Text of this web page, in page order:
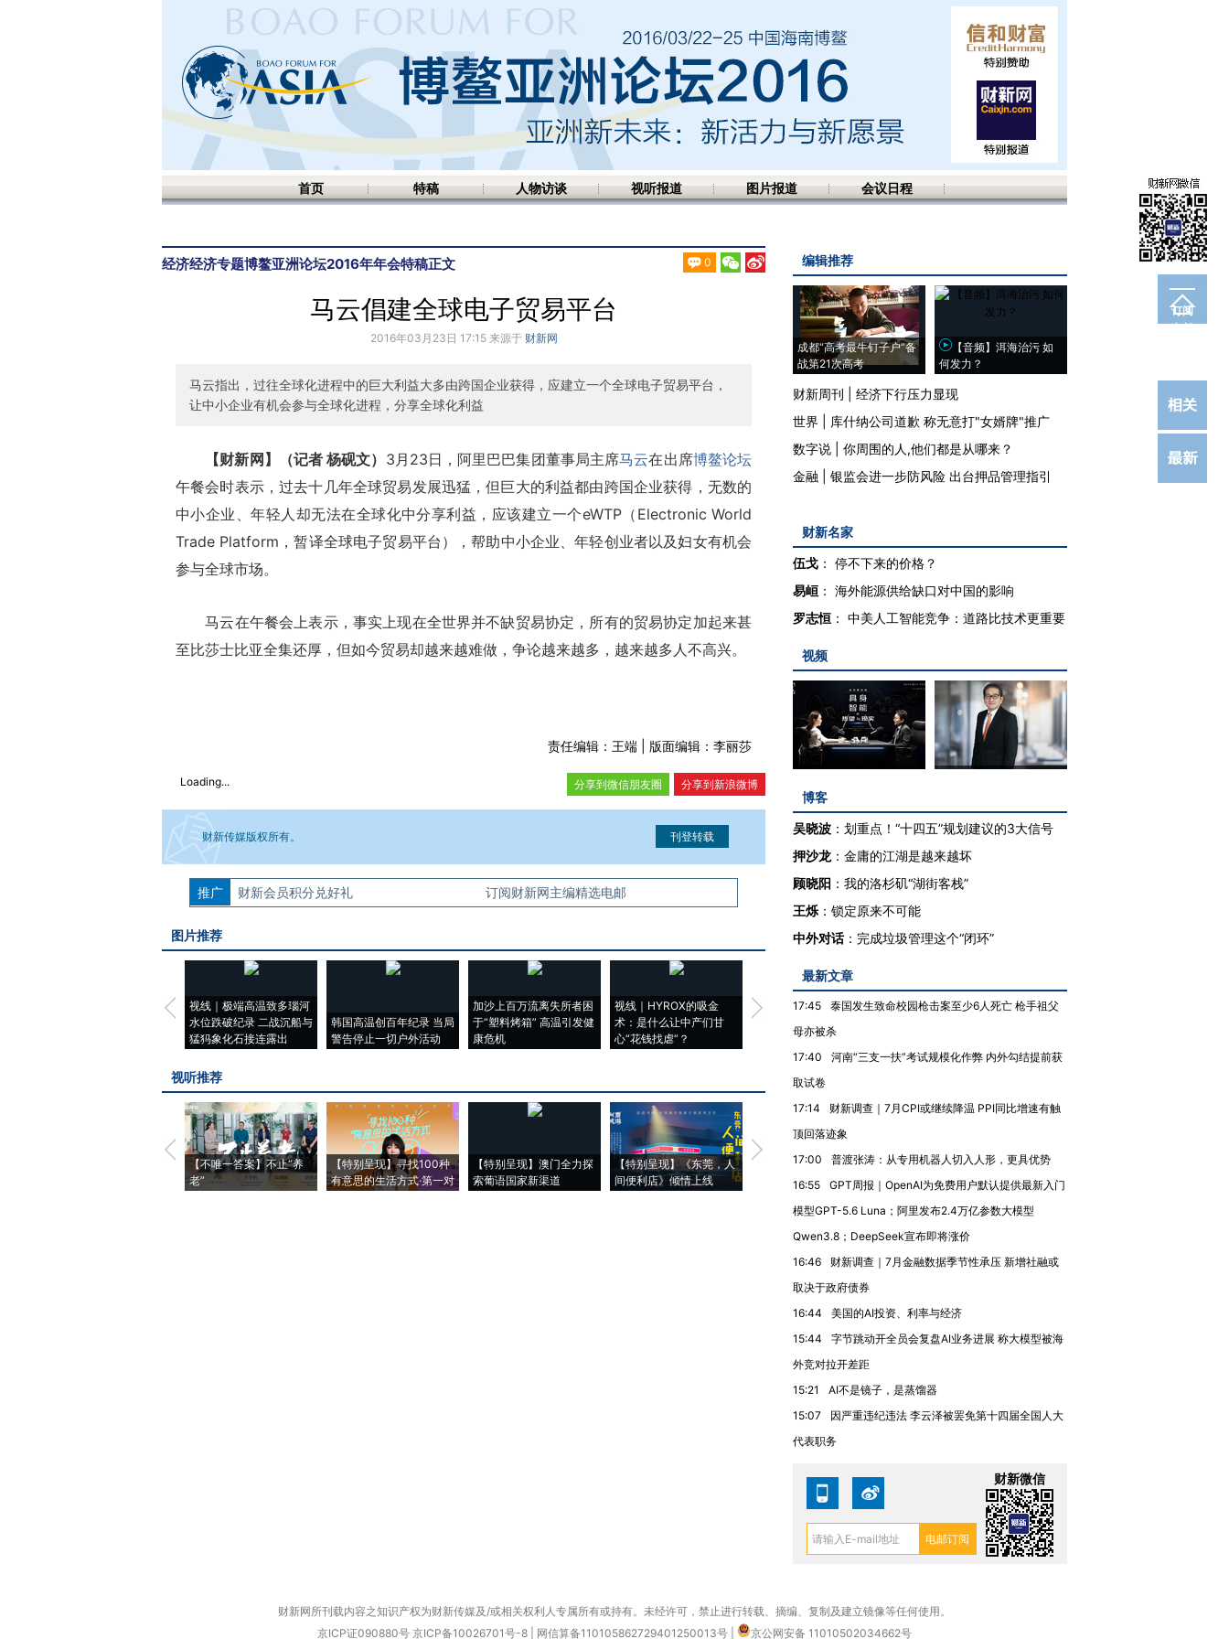
首页 特稿 人物访谈 视听报道 图片报道 会议日程
经济经济专题博鳌亚洲论坛2016年年会特稿正文 0
订阅
电邮
马云倡建全球电子贸易平台
2016年03月23日 17:15 来源于 财新网
马云指出，过往全球化进程中的巨大利益大多由跨国企业获得，应建立一个全球电子贸易平台，
让中小企业有机会参与全球化进程，分享全球化利益
【财新网】（记者 杨砚文） 3月23日，阿里巴巴集团董事局主席马云在出席博鳌论坛
午餐会时表示，过去十几年全球贸易发展迅猛，但巨大的利益都由跨国企业获得，无数的
中小企业、年轻人却无法在全球化中分享利益，应该建立一个eWTP（Electronic World
Trade Platform，暂译全球电子贸易平台），帮助中小企业、年轻创业者以及妇女有机会
参与全球市场。
马云在午餐会上表示，事实上现在全世界并不缺贸易协定，所有的贸易协定加起来甚
至比莎士比亚全集还厚，但如今贸易却越来越难做，争论越来越多，越来越多人不高兴。
责任编辑：王端 | 版面编辑：李丽莎
Loading... 分享到新浪微博
分享到微信朋友圈
财新传媒版权所有。
如需刊登转载请点击右侧按钮，提交相关信息。经确认即可刊登转载。
推广 财新会员积分兑好礼 订阅财新网主编精选电邮
图片推荐
视线｜极端高温致多瑙河
水位跌破纪录 二战沉船与
猛犸象化石接连露出
韩国高温创百年纪录 当局
警告停止一切户外活动
加沙上百万流离失所者困
于“塑料烤箱” 高温引发健
康危机
视线｜HYROX的吸金
术：是什么让中产们甘
心“花钱找虐”？
马航飞行员跨国走私7万
视线｜被称为“蟑螂”的印
视线｜“入侵”还是“人道危
视听推荐
【不唯一答案】不止“养
老”
【特别呈现】寻找100种
有意思的生活方式·第一对
【特别呈现】澳门全力探
索葡语国家新渠道
【特别呈现】《东莞，人
间便利店》倾情上线
【推广】走进第四届链博
会，让数智科技“链”接产
【特别呈现】寻找100种
有意思的生活方式·第三对
CFO：不靠规模取胜，华
住三大增长引擎是什么？
编辑推荐
成都“高考最牛钉子户”备
战第21次高考
【音频】洱海治污 如
何发力？
财新周刊
经济下行压力显现
世界
库什纳公司道歉 称无意打"女婿牌"推广
数字说
你周围的人,他们都是从哪来？
金融
银监会进一步防风险 出台押品管理指引
财新名家
伍戈 ： 停不下来的价格？
易峘 ： 海外能源供给缺口对中国的影响
罗志恒 ： 中美人工智能竞争：道路比技术更重要
视频
博客
吴晓波 ： 划重点！“十四五”规划建议的3大信号
押沙龙 ： 金庸的江湖是越来越坏
顾晓阳 ： 我的洛杉矶“湖街客栈”
王烁 ： 锁定原来不可能
中外对话： 完成垃圾管理这个“闭环”
最新文章
17:45
泰国发生致命校园枪击案至少6人死亡 枪手祖父
母亦被杀
17:40
河南“三支一扶”考试规模化作弊 内外勾结提前获
取试卷
17:14
财新调查｜7月CPI或继续降温 PPI同比增速有触
顶回落迹象
17:00
普渡张涛：从专用机器人切入人形，更具优势
16:55
GPT周报｜OpenAI为免费用户默认提供最新入门
模型GPT-5.6 Luna；阿里发布2.4万亿参数大模型
Qwen3.8；DeepSeek宣布即将涨价
16:46
财新调查｜7月金融数据季节性承压 新增社融或
取决于政府债券
16:44
美国的AI投资、利率与经济
15:44
字节跳动开全员会复盘AI业务进展 称大模型被海
外竞对拉开差距
15:21
AI不是镜子，是蒸馏器
15:07
因严重违纪违法 李云泽被罢免第十四届全国人大
代表职务
财新微信
财新网所刊载内容之知识产权为财新传媒及/或相关权利人专属所有或持有。未经许可，禁止进行转载、摘编、复制及建立镜像等任何使用。
京ICP证090880号 京ICP备10026701号-8 网信算备110105862729401250013号 京公网安备 11010502034662号